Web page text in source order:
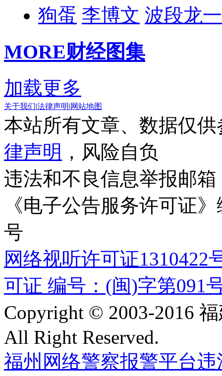
狗蛋 李博文 波段龙一
MORE财经图集
加载更多
关于我们|法律声明|网站地图
本站所有文章、数据仅
律声明 ，风险自负
违法和不良信息举报邮箱
《电子公告服务许可证
号
网络视听许可证1310422
可证 编号：(闽)字第091
Copyright © 2003-2016
All Right Reserved.
福州网络警察报警平台违